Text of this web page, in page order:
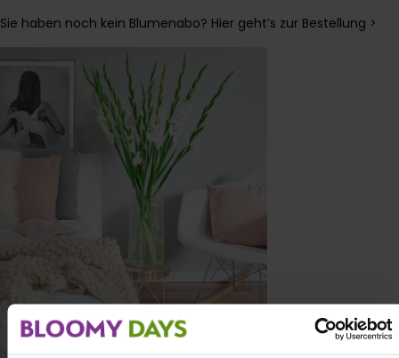
Sie haben noch kein Blumenabo? Hier geht’s zur Bestellung >